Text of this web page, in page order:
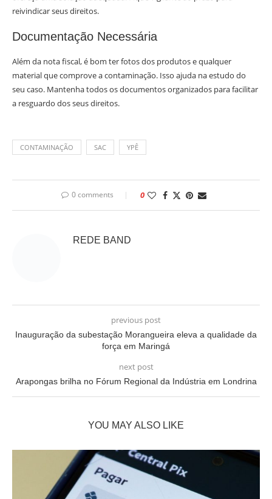
reivindicar seus direitos.
Documentação Necessária
Além da nota fiscal, é bom ter fotos dos produtos e qualquer
material que comprove a contaminação. Isso ajuda na estudo do
seu caso. Mantenha todos os documentos organizados para facilitar
a resguardo dos seus direitos.
CONTAMINAÇÃO SAC YPÊ
0 comments 0
REDE BAND
previous post
Inauguração da subestação Morangueira eleva a qualidade da
força em Maringá
next post
Arapongas brilha no Fórum Regional da Indústria em Londrina
YOU MAY ALSO LIKE